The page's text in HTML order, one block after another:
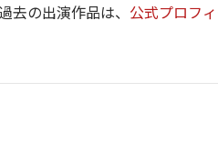
去の出演作品は、 公式プロフ